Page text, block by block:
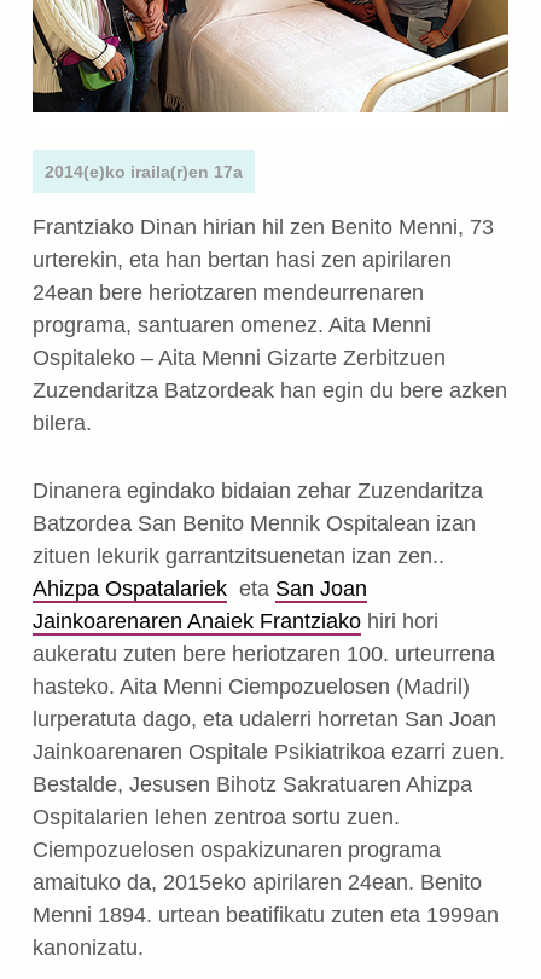
2014(e)ko iraila(r)en 17a
Frantziako Dinan hirian hil zen Benito Menni, 73
urterekin, eta han bertan hasi zen apirilaren
24ean bere heriotzaren mendeurrenaren
programa, santuaren omenez. Aita Menni
Ospitaleko – Aita Menni Gizarte Zerbitzuen
Zuzendaritza Batzordeak han egin du bere azken
bilera.
Dinanera egindako bidaian zehar Zuzendaritza
Batzordea San Benito Mennik Ospitalean izan
zituen lekurik garrantzitsuenetan izan zen..
Ahizpa Ospatalarieketa San Joan
Jainkoarenaren Anaiek Frantziakohiri hori
aukeratu zuten bere heriotzaren 100. urteurrena
hasteko. Aita Menni Ciempozuelosen (Madril)
lurperatuta dago, eta udalerri horretan San Joan
Jainkoarenaren Ospitale Psikiatrikoa ezarri zuen.
Bestalde, Jesusen Bihotz Sakratuaren Ahizpa
Ospitalarien lehen zentroa sortu zuen.
Ciempozuelosen ospakizunaren programa
amaituko da, 2015eko apirilaren 24ean. Benito
Menni 1894. urtean beatifikatu zuten eta 1999an
kanonizatu.